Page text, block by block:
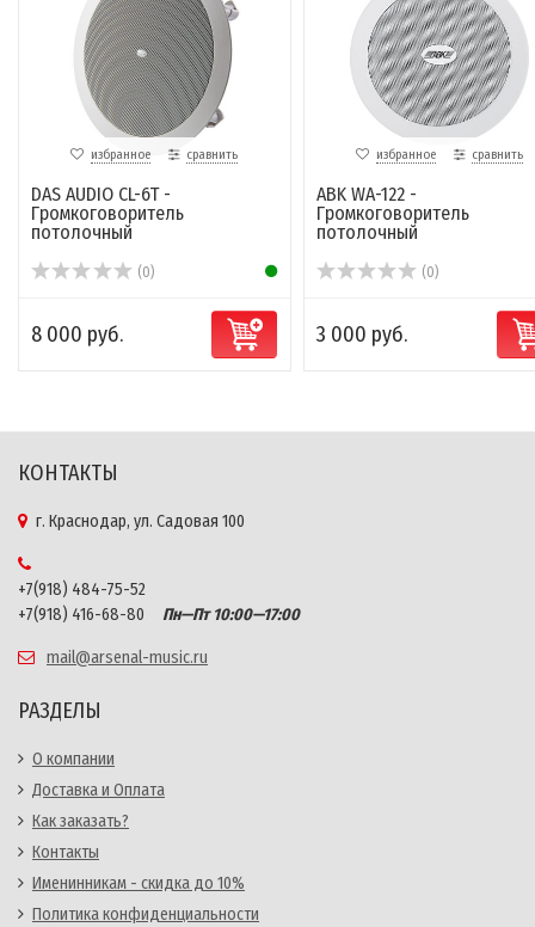
избранное сравнить
DAS AUDIO CL-6T -
Громкоговоритель
потолочный
(0)
8 000 руб.
избранное сравнить
ABK WA-122 -
Громкоговоритель
потолочный
(0)
3 000 руб.
КОНТАКТЫ
г. Краснодар, ул. Садовая 100
+7(918) 484-75-52
+7(918) 416-68-80
Пн—Пт 10:00—17:00
mail@arsenal-music.ru
РАЗДЕЛЫ
О компании
Доставка и Оплата
Как заказать?
Контакты
Именинникам - скидка до 10%
Политика конфиденциальности